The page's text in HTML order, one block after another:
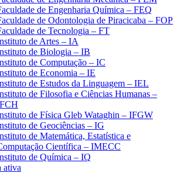
de Engenharia Química – FEQ
de Odontologia de Piracicaba – FOP
de Tecnologia – FT
de Artes – IA
de Biologia – IB
de Computação – IC
de Economia – IE
de Estudos da Linguagem – IEL
de Filosofia e Ciências Humanas –
de Física Gleb Wataghin – IFGW
de Geociências – IG
de Matemática, Estatística e
Científica – IMECC
de Química – IQ
ativa